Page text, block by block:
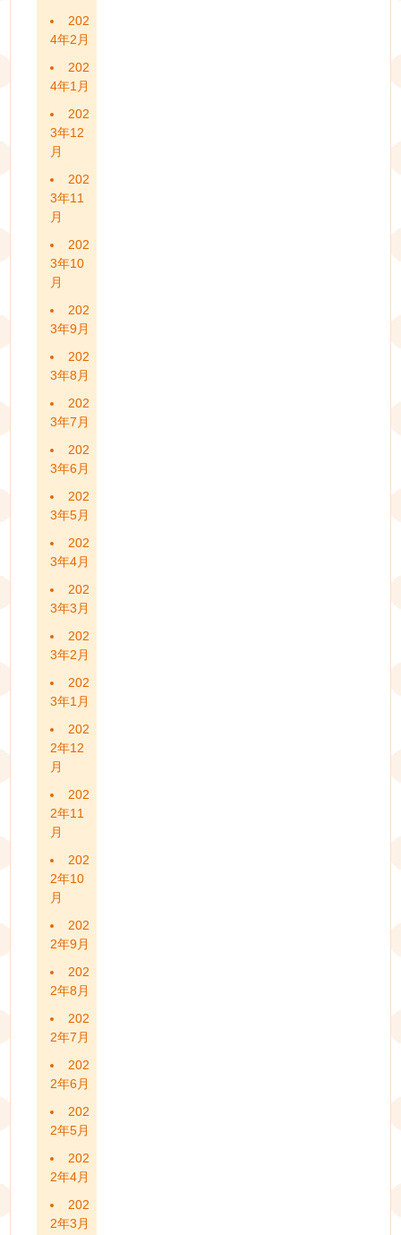
202
4年2月
202
4年1月
202
3年12
月
202
3年11
月
202
3年10
月
202
3年9月
202
3年8月
202
3年7月
202
3年6月
202
3年5月
202
3年4月
202
3年3月
202
3年2月
202
3年1月
202
2年12
月
202
2年11
月
202
2年10
月
202
2年9月
202
2年8月
202
2年7月
202
2年6月
202
2年5月
202
2年4月
202
2年3月